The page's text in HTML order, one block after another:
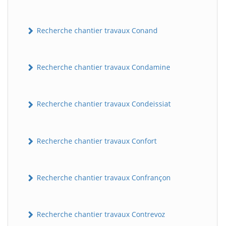
Recherche chantier travaux Conand
Recherche chantier travaux Condamine
Recherche chantier travaux Condeissiat
Recherche chantier travaux Confort
Recherche chantier travaux Confrançon
Recherche chantier travaux Contrevoz